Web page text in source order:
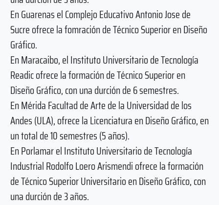
En Guarenas el Complejo Educativo Antonio Jose de
Sucre ofrece la fomración de Técnico Superior en Diseño
Gráfico.
En Maracaibo, el Instituto Universitario de Tecnología
Readic ofrece la formación de Técnico Superior en
Diseño Gráfico, con una durción de 6 semestres.
En Mérida Facultad de Arte de la Universidad de los
Andes (ULA), ofrece la Licenciatura en Diseño Gráfico, en
un total de 10 semestres (5 años).
En Porlamar el Instituto Universitario de Tecnología
Industrial Rodolfo Loero Arismendi ofrece la formación
de Técnico Superior Universitario en Diseño Gráfico, con
una durción de 3 años.